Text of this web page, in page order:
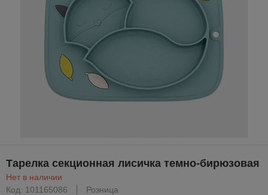
Тарелка секционная лисичка темно-бирюзовая
Нет в наличии
Код: 101165086
Розница